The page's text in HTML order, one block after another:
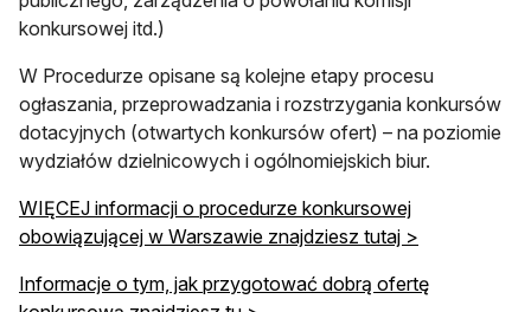
konkursowej itd.)
W Procedurze opisane są kolejne etapy procesu
ogłaszania, przeprowadzania i rozstrzygania konkursów
dotacyjnych (otwartych konkursów ofert) – na poziomie
wydziałów dzielnicowych i ogólnomiejskich biur.
WIĘCEJ informacji o procedurze konkursowej
obowiązującej w Warszawie znajdziesz tutaj >
Informacje o tym, jak przygotować dobrą ofertę